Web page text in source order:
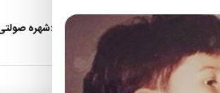
عکس| تغییر چهره «شهره صولتی» در 67